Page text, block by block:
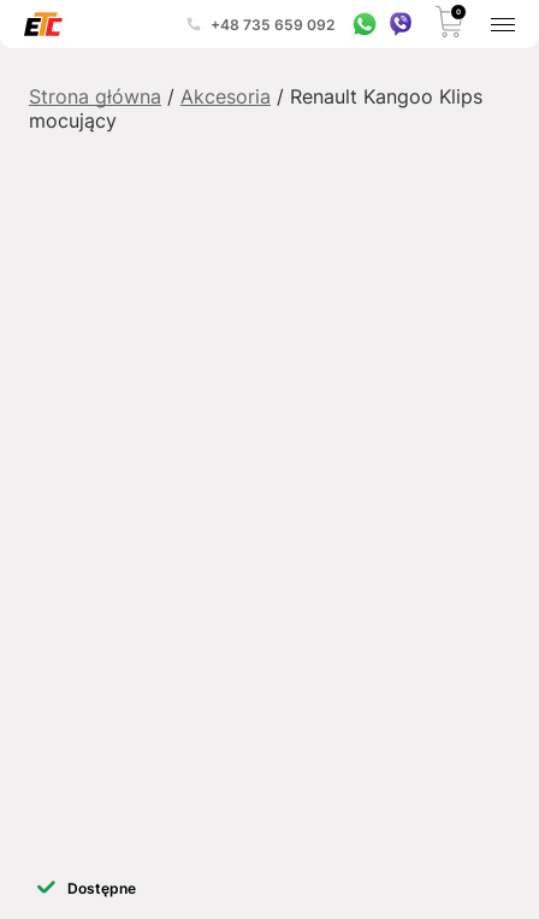
+48 735 659 092
0
Strona główna / Akcesoria / Renault Kangoo Klips
mocujący
Dostępne